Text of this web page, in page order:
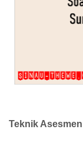
Teknik Asesmen